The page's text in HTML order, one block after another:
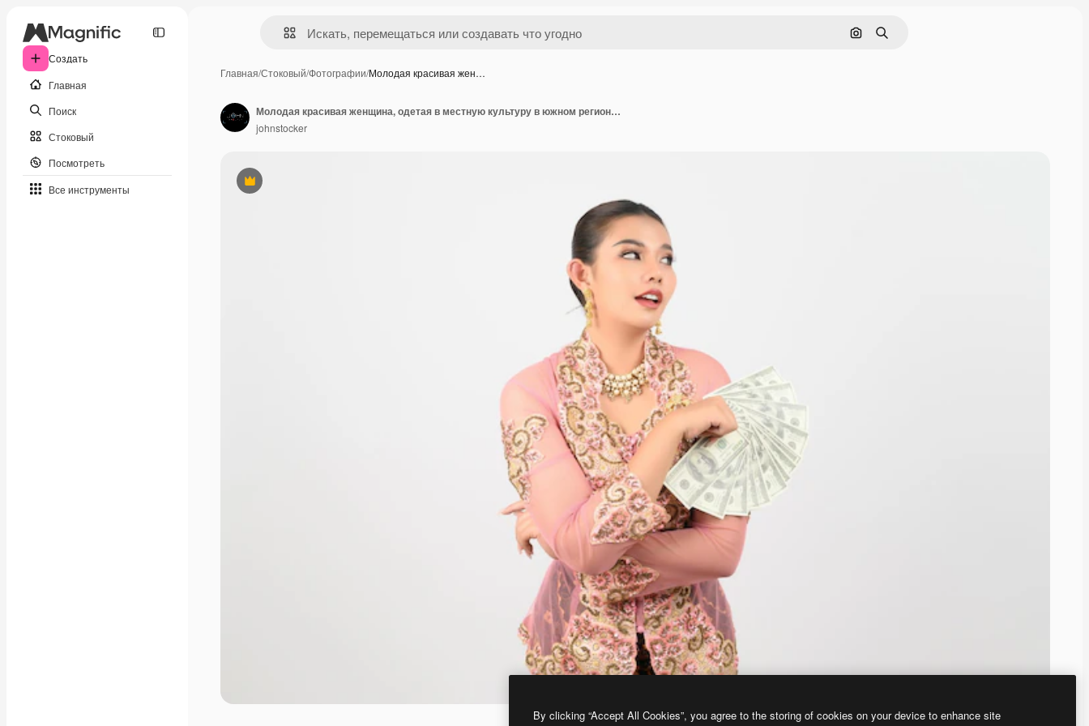
Создать
Главная
Поиск
Стоковый
Посмотреть
Все инструменты
Поиск по изображению
Поиск
Главная/Стоковый/Фотографии/Молодая красивая жен…
Премиум
Молодая красивая женщина, одетая в местную культуру в южном регионе, позирует с банкнотой
johnstocker
By clicking “Accept All Cookies”, you agree to the storing of cookies on your device to enhance site